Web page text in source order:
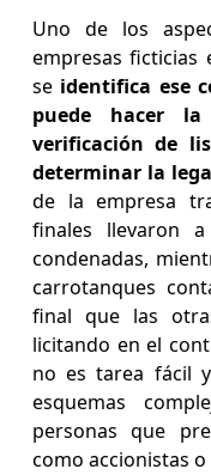
Uno de los
empresas ficticias
se identifica ese
puede hacer
verificación de
determinar la
de la empresa
finales llevaron
condenadas,
carrotanques
final que las
licitando en el
no es tarea fácil
esquemas
personas que
como accionistas